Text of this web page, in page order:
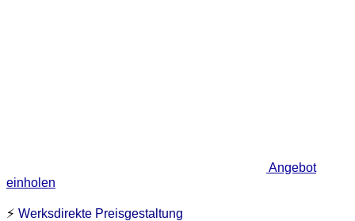
Angebot
einholen
⚡ Werksdirekte Preisgestaltung